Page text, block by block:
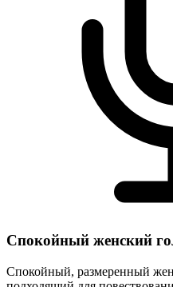
Спокойный женский
Спокойный, размеренный